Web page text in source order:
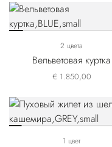
2 цвета
Вельветовая куртка
€ 1.850,00
1 цвет